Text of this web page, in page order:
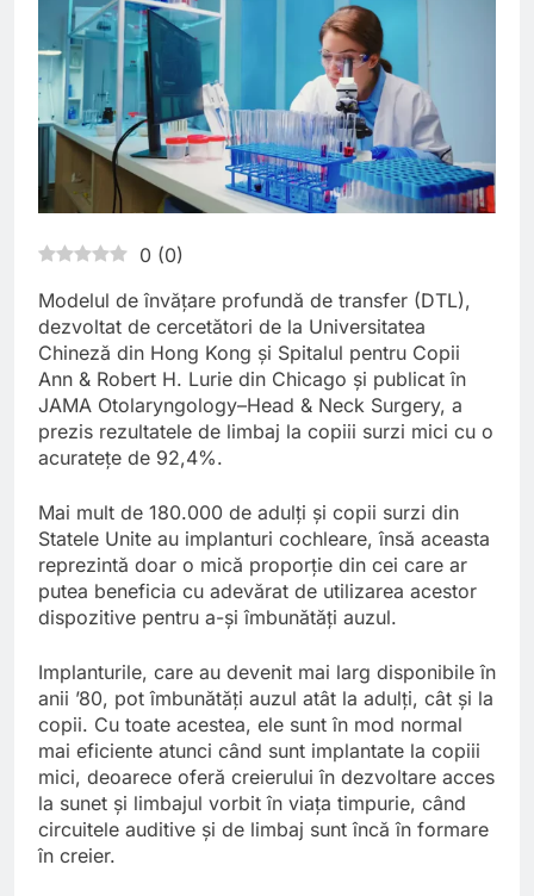
0 (0)
Modelul de învățare profundă de transfer (DTL),
dezvoltat de cercetători de la Universitatea
Chineză din Hong Kong și Spitalul pentru Copii
Ann & Robert H. Lurie din Chicago și publicat în
JAMA Otolaryngology–Head & Neck Surgery, a
prezis rezultatele de limbaj la copiii surzi mici cu o
acuratețe de 92,4%.
Mai mult de 180.000 de adulți și copii surzi din
Statele Unite au implanturi cochleare, însă aceasta
reprezintă doar o mică proporție din cei care ar
putea beneficia cu adevărat de utilizarea acestor
dispozitive pentru a-și îmbunătăți auzul.
Implanturile, care au devenit mai larg disponibile în
anii ’80, pot îmbunătăți auzul atât la adulți, cât și la
copii. Cu toate acestea, ele sunt în mod normal
mai eficiente atunci când sunt implantate la copiii
mici, deoarece oferă creierului în dezvoltare acces
la sunet și limbajul vorbit în viața timpurie, când
circuitele auditive și de limbaj sunt încă în formare
în creier.